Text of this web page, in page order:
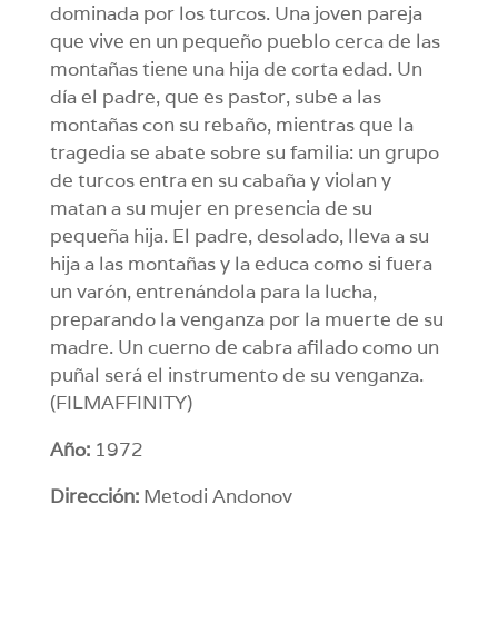
dominada por los turcos. Una joven pareja
que vive en un pequeño pueblo cerca de las
montañas tiene una hija de corta edad. Un
día el padre, que es pastor, sube a las
montañas con su rebaño, mientras que la
tragedia se abate sobre su familia: un grupo
de turcos entra en su cabaña y violan y
matan a su mujer en presencia de su
pequeña hija. El padre, desolado, lleva a su
hija a las montañas y la educa como si fuera
un varón, entrenándola para la lucha,
preparando la venganza por la muerte de su
madre. Un cuerno de cabra afilado como un
puñal será el instrumento de su venganza.
(FILMAFFINITY)
Año:1972
Dirección:Metodi Andonov